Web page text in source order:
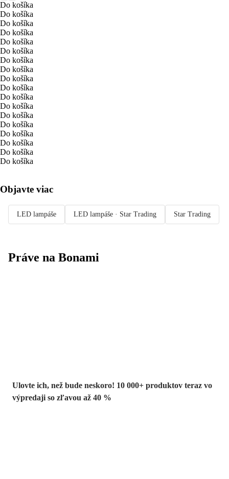
Do košíka
Do košíka
Do košíka
Do košíka
Do košíka
Do košíka
Do košíka
Do košíka
Do košíka
Do košíka
Do košíka
Do košíka
Do košíka
Do košíka
Do košíka
Do košíka
Do košíka
Do košíka
Objavte viac
LED lampáše LED lampáše · Star Trading Star Trading
Práve na Bonami
Ulovte ich, než bude neskoro! 10 000+ produktov teraz vo
výpredaji so zľavou až 40 %